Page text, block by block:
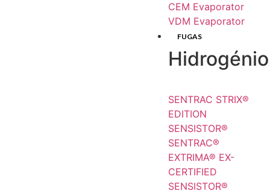
CEM Evaporator
VDM Evaporator
FUGAS
Hidrogénio
SENTRAC STRIX®
EDITION
SENSISTOR®
SENTRAC®
EXTRIMA® EX-
CERTIFIED
SENSISTOR®